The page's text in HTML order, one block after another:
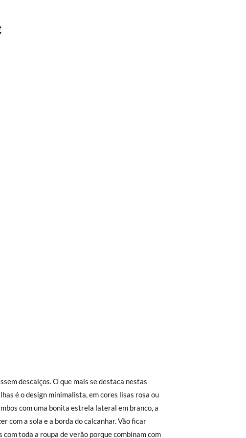
Aproximamos a nossa loja física à porta da
de Envio Urgente (1 a 2 dias úteis para
inferior a 30 €, o envio terá um custo de 2,95 €